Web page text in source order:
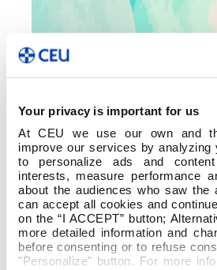
Your privacy is important for us
At CEU we use our own and
improve our services by analyzing
to personalize ads and
interests, measure performance
about the audiences who saw the
can accept all cookies and
on the “I ACCEPT” button;
more detailed information and
before consenting or to refuse
"Personalize" button. For more
Sin categoría
|Noticia